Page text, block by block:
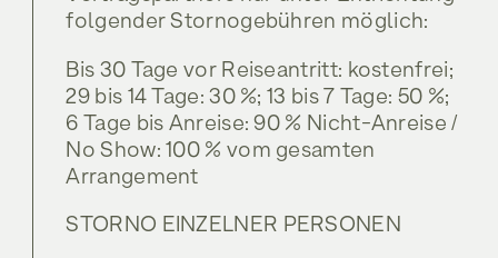
folgender Stornogebühren möglich:
Bis 30 Tage vor Reiseantritt: kostenfrei;
29 bis 14 Tage: 30 %; 13 bis 7 Tage: 50 %;
6 Tage bis Anreise: 90 % Nicht-Anreise /
No Show: 100 % vom gesamten
Arrangement
STORNO EINZELNER PERSONEN